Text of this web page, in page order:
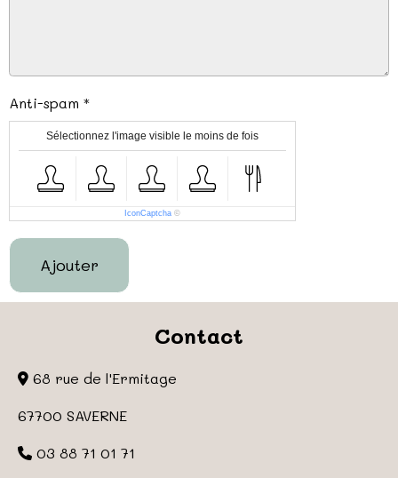
Anti-spam
Sélectionnez l'image visible le moins de fois
IconCaptcha ©
Ajouter
Contact
68 rue de l'Ermitage
67700 SAVERNE
03 88 71 01 71